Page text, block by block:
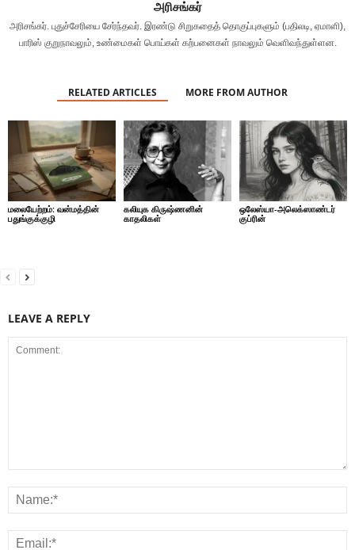
அரிசங்கர்
அரிசங்கர். புதுச்சேரியை சேர்ந்தவர். இரண்டு சிறுகதைத் தொகுப்புகளும் (பதிலடி, ஏமாளி),
பாரிஸ் குறுநாவலும், உண்மைகள் பொய்கள் கற்பனைகள் நாவலும் வெளிவந்துள்ளன.
RELATED ARTICLES MORE FROM AUTHOR
மலையேற்றம்: வன்மத்தின்
பதுங்குக்குழி
கலியுக கிருஷ்ணனின்
காதலிகள்
ஒலேஸ்யா-அலெக்ஸாண்டர்
குப்ரின்
LEAVE A REPLY